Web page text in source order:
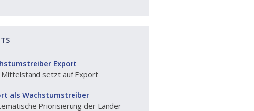
Export
Mittelstand setzt auf Export
als Wachstumstreiber
Priorisierung der Länder-